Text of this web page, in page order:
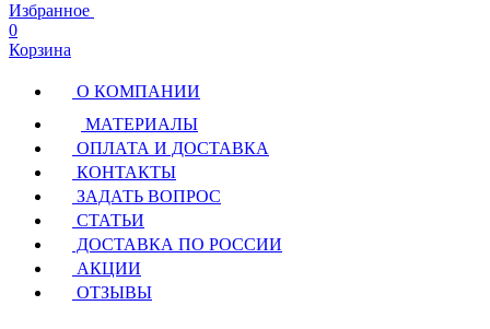
Избранное
0
Корзина
О КОМПАНИИ
МАТЕРИАЛЫ
ОПЛАТА И ДОСТАВКА
КОНТАКТЫ
ЗАДАТЬ ВОПРОС
СТАТЬИ
ДОСТАВКА ПО РОССИИ
АКЦИИ
ОТЗЫВЫ